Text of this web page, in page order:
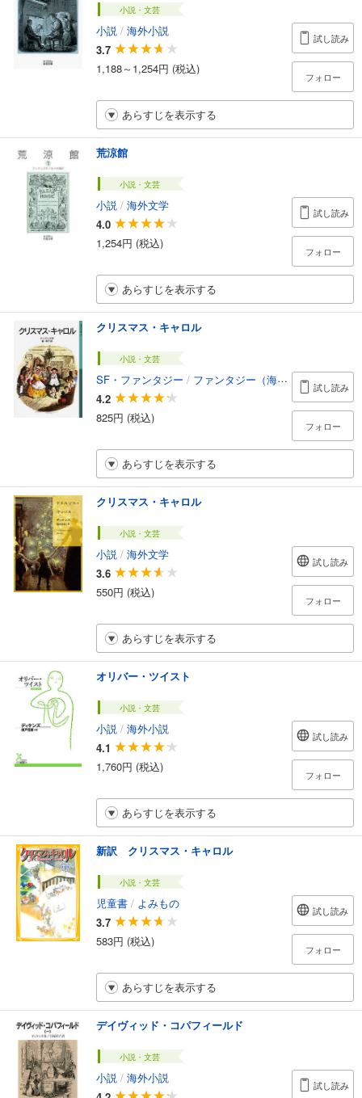
小説・文芸
小説 / 海外小説
3.7
1,188～1,254円 (税込)
試し読み
フォロー
あらすじを表示する
荒涼館
小説・文芸
小説 / 海外文学
4.0
1,254円 (税込)
試し読み
フォロー
あらすじを表示する
クリスマス・キャロル
小説・文芸
SF・ファンタジー / ファンタジー（海外）
4.2
825円 (税込)
試し読み
フォロー
あらすじを表示する
クリスマス・キャロル
小説・文芸
小説 / 海外文学
3.6
550円 (税込)
試し読み
フォロー
あらすじを表示する
オリバー・ツイスト
小説・文芸
小説 / 海外小説
4.1
1,760円 (税込)
試し読み
フォロー
あらすじを表示する
新訳 クリスマス・キャロル
小説・文芸
児童書 / よみもの
3.7
583円 (税込)
試し読み
フォロー
あらすじを表示する
デイヴィッド・コパフィールド
小説・文芸
小説 / 海外小説
試し読み